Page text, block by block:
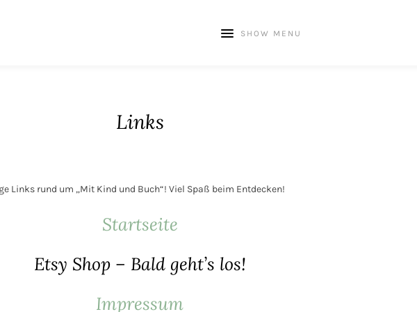
SHOW MENU
Links
Links rund um „Mit Kind und Buch“! Viel Spaß beim Entdecken!
Startseite
Etsy Shop – Bald geht’s los!
Impressum